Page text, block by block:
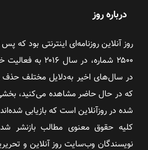
درباره روز
۲۵۰۰ شماره، در
در سال‌های اخیر به‌دلایل مختلف
که در حال حاضر مشاهده می‌کنید،
شده در روزآنلاین است که بازیابی
کلیه حقوق معنوی مطالب بازنشر
نویسندگان وب‌سایت روز آنلاین و